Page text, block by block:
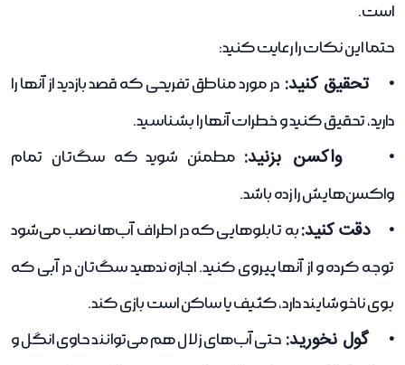
است.
حتما این نکات را رعایت کنید:
• تحقیق کنید: در مورد مناطق تفریحی که قصد بازدید از آنها را
دارید، تحقیق کنید و خطرات آنها را بشناسید.
• واکسن بزنید: مطمئن شوید که سگ‌تان تمام
واکسن‌هایش را زده باشد.
• دقت کنید:به تابلوهایی که در اطراف آب‌ها نصب می‌شود
توجه کرده و از آنها پیروی کنید. اجازه ندهید سگ‌تان در آبی که
بوی ناخوشایند دارد، کثیف یا ساکن است بازی کند.
• گول نخورید: حتی آب‌های زلال هم می‌توانند حاوی انگل و